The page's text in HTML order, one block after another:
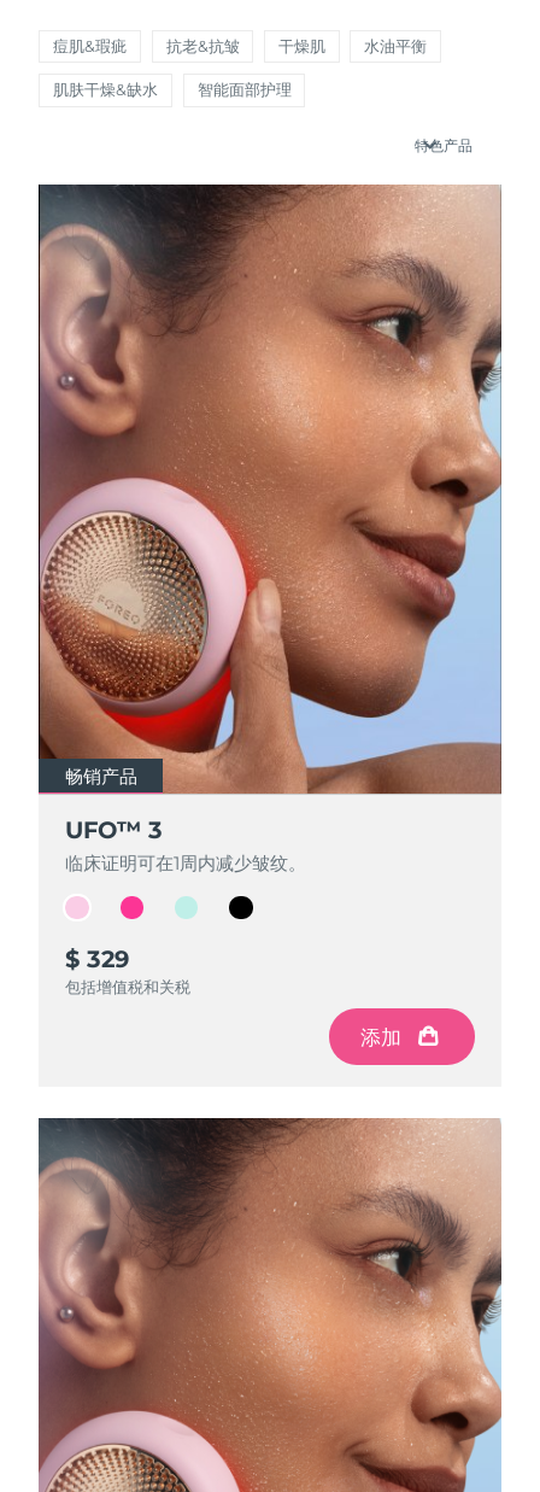
痘肌&瑕疵 抗老&抗皱 干燥肌 水油平衡
肌肤干燥&缺水 智能面部护理
特色产品
畅销产品
UFO™ 3
临床证明可在1周内减少皱纹。
$ 329
包括增值税和关税
添加
畅销产品
UFO™ 3
临床证明可在1周内减少皱纹。
$ 319
包括增值税和关税
添加
畅销产品
UFO™ 3
临床证明可在1周内减少皱纹。
$ 309
包括增值税和关税
添加
畅销产品
UFO™ 3
临床证明可在1周内减少皱纹。
$ 299
包括增值税和关税
添加
瑞典美肤护理
面部清洁
LUNA™ 4 套装
Anti-aging massage
LUNA™ 4 Plus
Massage, LED heating
LUNA™ 4 Men
For men, anti-aging massage
LUNA™ 4 mini
LUNA™ 4 go
For travel or gym bag
Premium cleansers & balm
LUNA™ 设备
All facial cleansing devices
紧致提拉
BEAR™ 2 套装
Microcurrent toning
BEAR™ 2 go
Microcurrent toning on-the-go
BEAR™ 2 eyes & lips
Microcurrent line smoothing device
面部提拉护理
BEAR™ 设备
All premium facelift devices
补水保湿
UFO™ 3 套装
Deep facial hydration
UFO™ 3 LED
Near-infrared and red light therapy
device
UFO™ 3 mini
Red light therapy device for young skin
UFO™ 3 go
UFO™ 设备
All deep facial hydration devices
口腔护理
issa™ 4
Hybrid silicone sonic toothbrush
issa™ 4 plus
Smart hybrid silicone sonic toothbrush
issa™ 4 smile
Hybrid silicone sonic toothbrush
issa™ 4 baby
issa™ Teeth Whitening Set
Dual LED + sonic device & 18% PAP gel
ISSA™ 设备
All silicone sonic toothbrushes
FAQ™ 抗老护理
抗老
FAQ™ 101
Clinical anti-aging
FAQ™ 102
Advanced clinical anti-aging
Luxurious clinical anti-aging set
FAQ™ P1 Primer
Manuka honey primer
FAQ™护肤品
All FAQ™ skincare
FAQ™产品
All anti-aging treatments
LED治疗
NEW
FAQ™ 201
LED mask
FAQ™ 202
LED mask
Anti-aging neck & décolleté LED mask
FAQ™ 221
Anti-aging LED hand mask
FAQ™护肤品
All FAQ™ skincare
FAQ™产品
All LED treatments
生发
FAQ™ 301
FAQ™ Scalp Serum
Scalp recovery probiotic serum
FAQ™护肤品
All FAQ™ skincare
FAQ™产品
All hair treatments
肌肤年轻化
NEW
FAQ™ 501
Full-Spectrum Red Light Therapy
FAQ™ Red Light Serum
FAQ™ skincare
All FAQ™ skincare
FAQ™ products
All toning treatments
脱毛
PEACH™ 2 Pro Max
Professional IPL hair removal device
PEACH™ 2
IPL hair removal
BEAR™ 2 body
Microcurrent body toning
LUNA™ 4 body
Massaging body brush
痘肌护理
ESPADA™ 2 plus
Recurring acne LED therapy
眼部护理
BEAR™ 2 eyes & lips
Microcurrent line smoothing device
德国 预计送达日期
加拿大
澳大利亚 预计送达日期 8/15/26
奥地利 预计送达日期
巴林 预计送达日期8/13/26
比利时 预计送达日期 8/12/26
百慕大 预计送达日期8/18/26
波斯尼亚和黑塞哥维那 预计送达日期8/15/26
文莱 预计送达日期8/17/26
保加利亚 预计送达日期8/12/26
加拿大 预计送达日期
智利 预计送达日期
中国 预计送达日期
哥伦比亚
捷克
预计送达日期 8/12/26
芬兰 预计送达日期 8/12/26
预计送达日期8/12/26
法属波利尼西亚 预计送达日期8/16/26
德国 预计送达日期8/12/26
预计送达日期 8/16/26
希腊 预计送达日期 8/12/26